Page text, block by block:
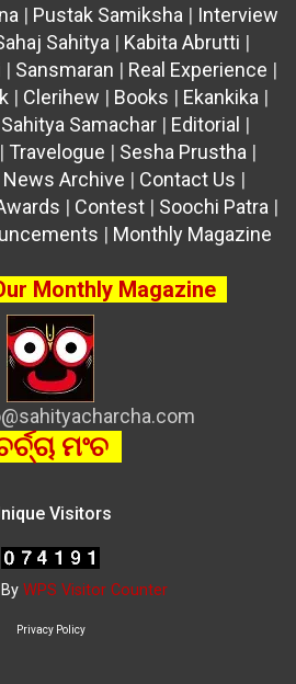
| Pustak Samiksha | Interview
Sahitya | Kabita Abrutti |
| Sansmaran | Real Experience |
| Clerihew | Books | Ekankika |
Sahitya Samachar| Editorial |
| Travelogue | Sesha Prustha |
News Archive | Contact Us |
| Contest | Soochi Patra |
| Monthly Magazine
Monthly Magazine
ମଂଚ
Visitors
WPS Visitor Counter
Privacy Policy